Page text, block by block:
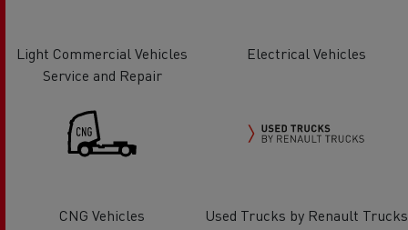
Light Commercial Vehicles
Service and Repair
Electrical Vehicles
CNG Vehicles Used Trucks by Renault Trucks